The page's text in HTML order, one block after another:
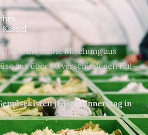
Jahr eine bunte Mis­chung aus
aus über 80 ver­schiede­nen Kul­
jeden Don­ner­stag in